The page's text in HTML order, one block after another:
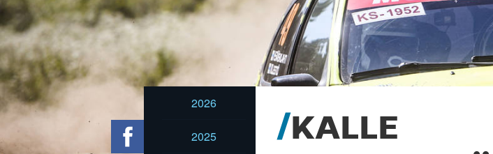
2026
2025
KALLE